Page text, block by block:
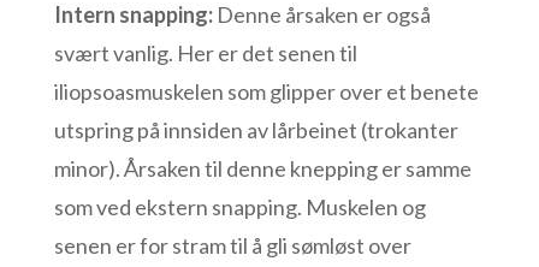
Intern snapping: Denne årsaken er også
svært vanlig. Her er det senen til
iliopsoasmuskelen som glipper over et benete
utspring på innsiden av lårbeinet (trokanter
minor). Årsaken til denne knepping er samme
som ved ekstern snapping. Muskelen og
senen er for stram til å gli sømløst over